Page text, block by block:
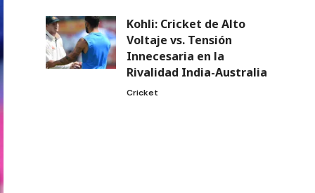
Kohli: Cricket de Alto
Voltaje vs. Tensión
Innecesaria en la
Rivalidad India-Australia
Cricket